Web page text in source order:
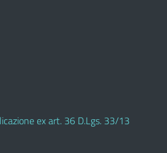
ex art. 36 D.Lgs. 33/13